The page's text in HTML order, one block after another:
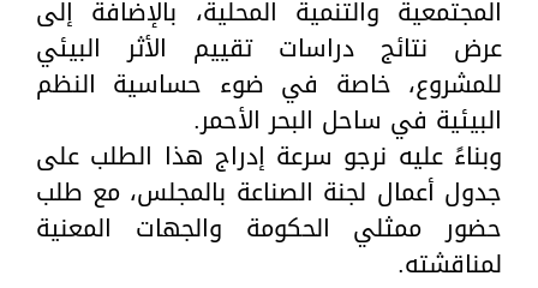
المجتمعية والتنمية المحلية، بالإضافة إلى
عرض نتائج دراسات تقييم الأثر البيئي
للمشروع، خاصة في ضوء حساسية النظم
البيئية في ساحل البحر الأحمر.
وبناءً عليه نرجو سرعة إدراج هذا الطلب على
جدول أعمال لجنة الصناعة بالمجلس، مع طلب
حضور ممثلي الحكومة والجهات المعنية
لمناقشته.